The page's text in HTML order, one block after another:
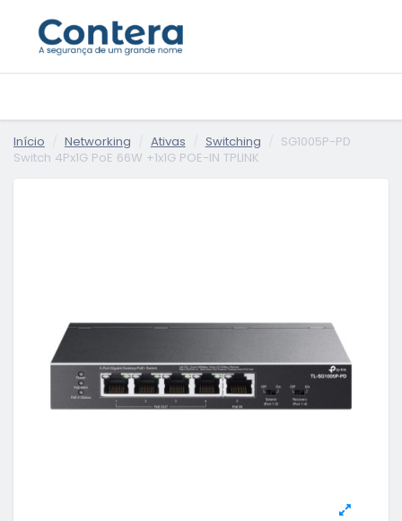
Início Networking Ativas Switching
SG1005P-PD
Switch 4Px1G PoE 66W +1x1G POE-IN TPLINK